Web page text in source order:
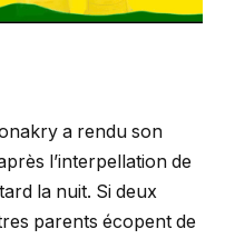
a rendu son
l’interpellation de
la nuit. Si deux
parents écopent de